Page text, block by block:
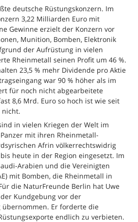
deutsche Rüstungskonzern. Im
3,22 Milliarden Euro mit
Gewinne erzielt der Konzern vor
Munition, Bomben, Elektronik
der Aufrüstung in vielen
Rheinmetall seinen Profit um 46 %.
23,5 % mehr Dividende pro Aktie
war 90 % höher als im
für noch nicht abgearbeitete
8,6 Mrd. Euro so hoch ist wie seit
nicht.
in vielen Kriegen der Welt im
mit ihren Rheinmetall-
Afrin völkerrechtswidrig
heute in der Region eingesetzt. Im
Arabien und die Vereinigten
mit Bomben, die Rheinmetall in
die NaturFreunde Berlin hat Uwe
Kundgebung vor der
Er forderte die
endlich zu verbieten.